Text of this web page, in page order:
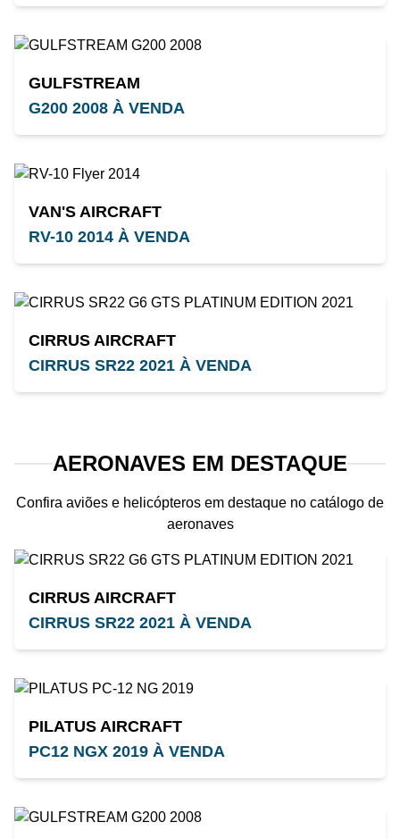
GULFSTREAM
G200 2008 À VENDA
VAN'S AIRCRAFT
RV-10 2014 À VENDA
CIRRUS AIRCRAFT
CIRRUS SR22 2021 À VENDA
AERONAVES EM DESTAQUE
Confira aviões e helicópteros em destaque no catálogo de
aeronaves
CIRRUS AIRCRAFT
CIRRUS SR22 2021 À VENDA
PILATUS AIRCRAFT
PC12 NGX 2019 À VENDA